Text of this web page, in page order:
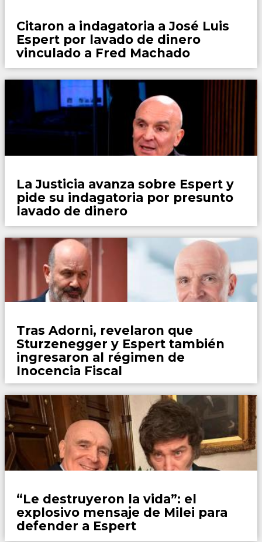
Citaron a indagatoria a José Luis
Espert por lavado de dinero
vinculado a Fred Machado
La Justicia avanza sobre Espert y
pide su indagatoria por presunto
lavado de dinero
Tras Adorni, revelaron que
Sturzenegger y Espert también
ingresaron al régimen de
Inocencia Fiscal
“Le destruyeron la vida”: el
explosivo mensaje de Milei para
defender a Espert